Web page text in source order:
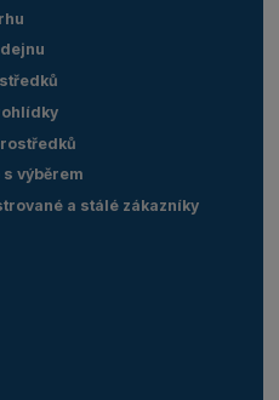
výběrem
a stálé zákazníky